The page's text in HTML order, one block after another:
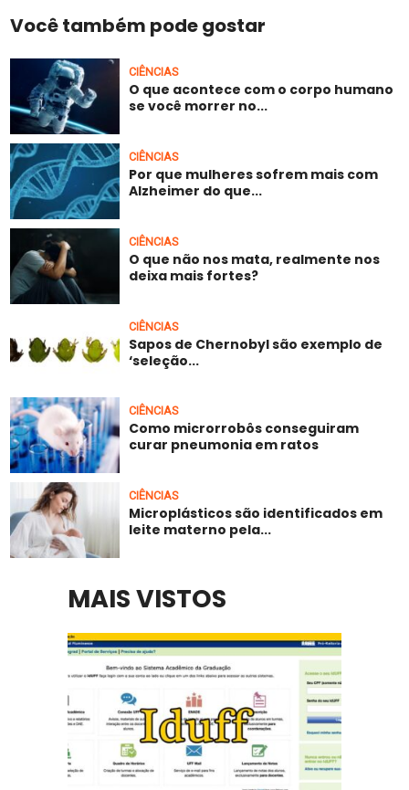
Você também pode gostar
CIÊNCIAS
O que acontece com o corpo humano
se você morrer no...
CIÊNCIAS
Por que mulheres sofrem mais com
Alzheimer do que...
CIÊNCIAS
O que não nos mata, realmente nos
deixa mais fortes?
CIÊNCIAS
Sapos de Chernobyl são exemplo de
‘seleção...
CIÊNCIAS
Como microrrobôs conseguiram
curar pneumonia em ratos
CIÊNCIAS
Microplásticos são identificados em
leite materno pela...
MAIS VISTOS